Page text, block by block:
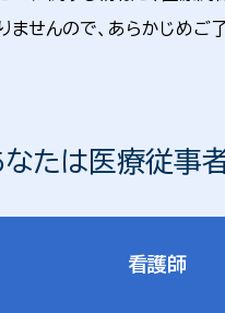
せんので、あらかじめご
なたは医療従事
看護師